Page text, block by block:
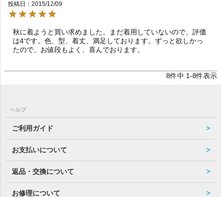
投稿日
2015/12/09
秋に着ようと買い求めました。まだ着用していないので、評価
は4です。色、型、着丈、満足しております。ずっと欲しかっ
たので、お値段もよく、喜んでおります。
8件中 1-8件表示
ヘルプ
ご利用ガイド
お支払いについて
返品・交換について
お修理について